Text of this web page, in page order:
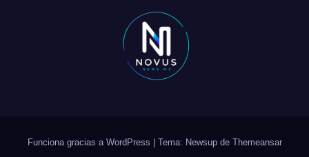
Funciona gracias a WordPress | Tema: Newsup de Themeansar